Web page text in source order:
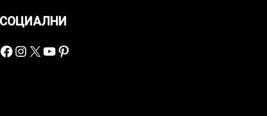
СОЦИАЛНИ
Facebook
Instagram
X YouTube
Pinterest